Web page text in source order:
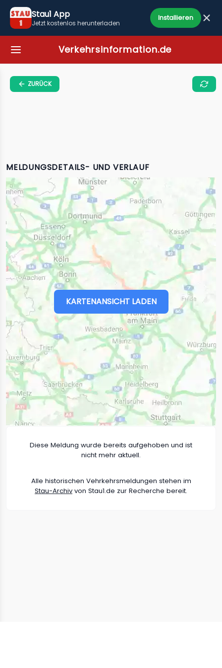
Stau1 App
Jetzt kostenlos herunterladen
Installieren
Verkehrsinformation.de
ZURÜCK
MELDUNGSDETAILS- UND VERLAUF
KARTENANSICHT LADEN
Diese Meldung wurde bereits aufgehoben und ist
nicht mehr aktuell.
Alle historischen Vehrkehrsmeldungen stehen im
Stau-Archiv von Stau1.de zur Recherche bereit.